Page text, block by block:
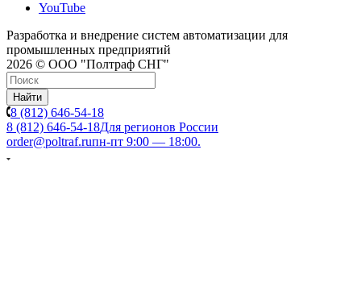
YouTube
Разработка и внедрение систем автоматизации для
промышленных предприятий
2026 © ООО "Полтраф СНГ"
Найти
8 (812) 646-54-18
8 (812) 646-54-18Для регионов России
order@poltraf.ruпн-пт 9:00 — 18:00.